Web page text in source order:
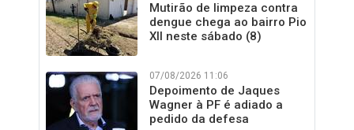
Mutirão de limpeza contra
dengue chega ao bairro Pio
XII neste sábado (8)
07/08/2026 11:06
Depoimento de Jaques
Wagner à PF é adiado a
pedido da defesa